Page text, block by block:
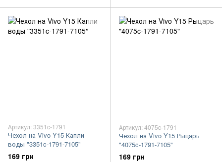
Артикул: 3351c-1791
Чехол на Vivo Y15 Капли
воды "3351c-1791-7105"
169 грн
Артикул: 4075c-1791
Чехол на Vivo Y15 Рыцарь
"4075c-1791-7105"
169 грн